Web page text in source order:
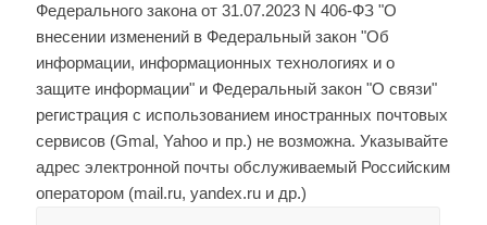
Федерального закона от 31.07.2023 N 406-ФЗ "О
внесении изменений в Федеральный закон "Об
информации, информационных технологиях и о
защите информации" и Федеральный закон "О связи"
регистрация с использованием иностранных почтовых
сервисов (Gmal, Yahoo и пр.) не возможна. Указывайте
адрес электронной почты обслуживаемый Российским
оператором (mail.ru, yandex.ru и др.)